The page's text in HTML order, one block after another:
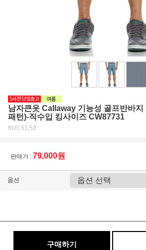
남자큰옷 Callaway 기능성 골프반바지
패턴)-직수입 킹사이즈 CW87731
허리 51,52
판매가 : 79,000원
옵션
구매하기